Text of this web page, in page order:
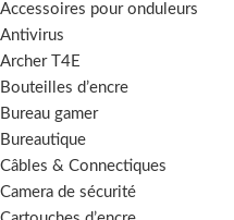
Accessoires pour onduleurs
Antivirus
Archer T4E
Bouteilles d’encre
Bureau gamer
Bureautique
Câbles & Connectiques
Camera de sécurité